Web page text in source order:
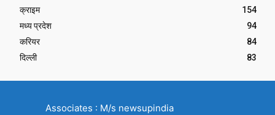
क्राइम
154
मध्य प्रदेश
94
करियर
84
दिल्ली
83
Associates : M/s newsupindia